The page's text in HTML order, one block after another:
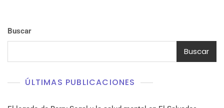
Buscar
Buscar
ÚLTIMAS PUBLICACIONES